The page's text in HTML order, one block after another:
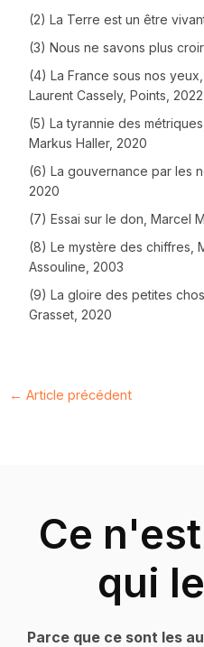
(2) La Terre est un être
(3) Nous ne savons plus
(4) La France sous nos
Laurent Cassely, Points, 2022
(5) La tyrannie des
Markus Haller, 2020
(6) La gouvernance par les
2020
(7) Essai sur le don, Marcel
(8) Le mystère des chiffres,
Assouline, 2003
(9) La gloire des petites
Grasset, 2020
← Article précédent
Ce
qui
Parce que ce sont les